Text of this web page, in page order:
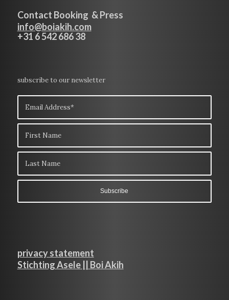
Contact Booking & Press
info@boiakih.com
+31 6 542 686 38
subscribe to our newsletter
privacy statement
Stichting Asele || Boi Akih